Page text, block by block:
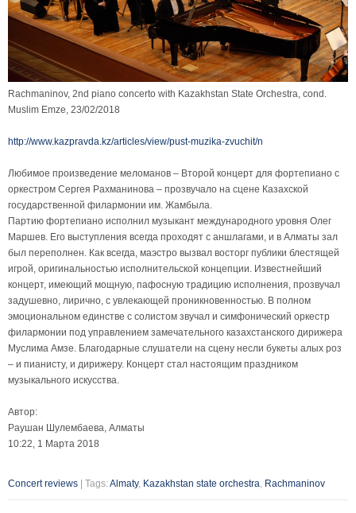
Rachmaninov, 2nd piano concerto with Kazakhstan State Orchestra, cond.
Muslim Emze, 23/02/2018
http://www.kazpravda.kz/articles/view/pust-muzika-zvuchit/n
Любимое произведение меломанов – Второй концерт для фортепиано с
оркестром Сергея Рахманинова – прозвучало на сцене Казахской
государственной филармонии им. Жамбыла.
Партию фортепиано исполнил музыкант международного уровня Олег
Маршев. Его выступления всегда проходят с аншлагами, и в Алматы зал
был переполнен. Как всегда, маэстро вызвал восторг публики блестящей
игрой, оригинальностью исполнительской концепции. Известнейший
концерт, имеющий мощную, пафосную традицию исполнения, прозвучал
задушевно, лирично, с увлекающей проникновенностью. В полном
эмоциональном единстве с солистом звучал и симфонический оркестр
филармонии под управлением замечательного казахстанского дирижера
Муслима Амзе. Благодарные слушатели на сцену несли букеты алых роз
– и пианисту, и дирижеру. Концерт стал настоящим праздником
музыкального искусства.
Автор:
Раушан Шулембаева, Алматы
10:22, 1 Марта 2018
Concert reviews | Tags:Almaty, Kazakhstan state orchestra, Rachmaninov